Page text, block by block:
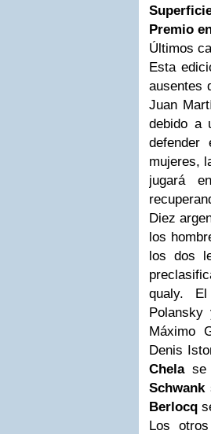
Premio
Últimos
Esta
ausentes
Juan
debido a
mujeres,
jugará
Diez
los
los dos
qualy. El
Máximo
Denis
Chelase
Schwank
Berlocq
Los